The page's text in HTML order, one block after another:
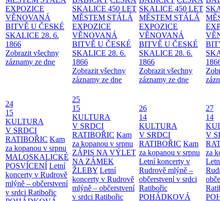
EXPOZICE
VĚNOVANÁ
BITVĚ U ČESKÉ
SKALICE 28. 6.
1866
Zobrazit všechny
záznamy ze dne
SKALICE 450 LET
MĚSTEM STÁLÁ
EXPOZICE
VĚNOVANÁ
BITVĚ U ČESKÉ
SKALICE 28. 6.
1866
Zobrazit všechny
záznamy ze dne
SKALICE 450 LET
MĚSTEM STÁLÁ
EXPOZICE
VĚNOVANÁ
BITVĚ U ČESKÉ
SKALICE 28. 6.
1866
Zobrazit všechny
záznamy ze dne
24
15
KULTURA
V SRDCI
RATIBOŘIC Kam
za kopanou v srpnu
MALOSKALICKÉ
POSVÍCENÍ Letní
koncerty v Rudrově
mlýně – občerstvení
v srdci Ratibořic
25
15
KULTURA
V SRDCI
RATIBOŘIC Kam
za kopanou v srpnu
ZÁPIS NA VÝLET
NA ZÁMEK
ŽLEBY Letní
koncerty v Rudrově
mlýně – občerstvení
v srdci Ratibořic
26
14
KULTURA
V SRDCI
RATIBOŘIC Kam
za kopanou v srpnu
Letní koncerty v
Rudrově mlýně –
občerstvení v srdci
Ratibořic
POHÁDKOVÁ
27
14
V
za